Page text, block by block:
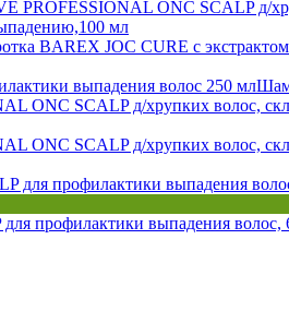
мл
профилактики выпадения волос,